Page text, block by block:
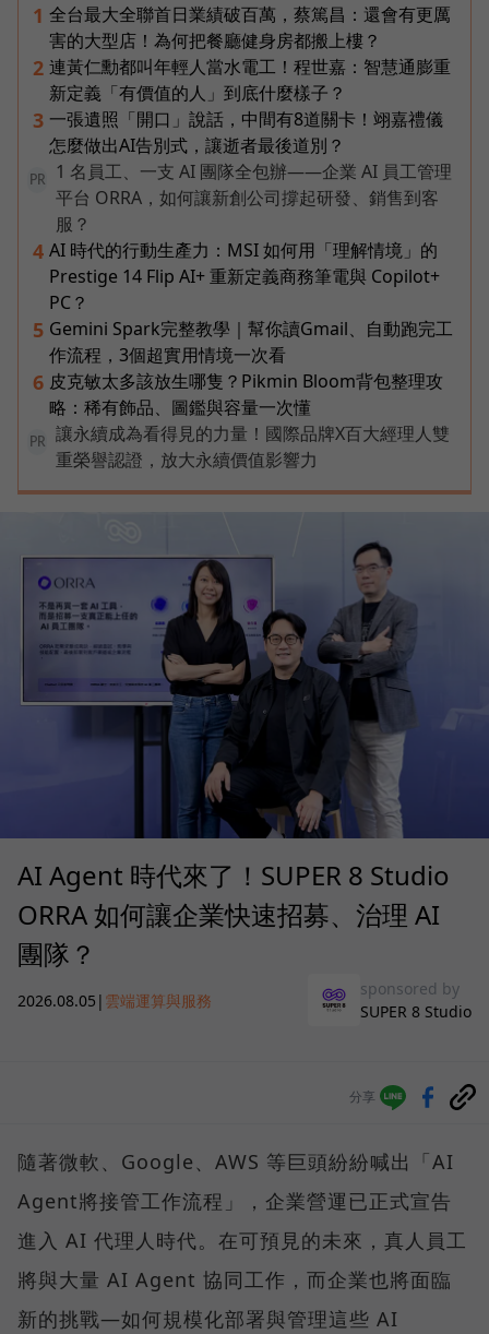
1 全台最大全聯首日業績破百萬，蔡篤昌：還會有更厲
害的大型店！為何把餐廳健身房都搬上樓？
2 連黃仁勳都叫年輕人當水電工！程世嘉：智慧通膨重
新定義「有價值的人」到底什麼樣子？
3 一張遺照「開口」說話，中間有8道關卡！翊嘉禮儀
怎麼做出AI告別式，讓逝者最後道別？
PR
1 名員工、一支 AI 團隊全包辦——企業 AI 員工管理
平台 ORRA，如何讓新創公司撐起研發、銷售到客
服？
4 AI 時代的行動生產力：MSI 如何用「理解情境」的
Prestige 14 Flip AI+ 重新定義商務筆電與 Copilot+
PC？
5 Gemini Spark完整教學｜幫你讀Gmail、自動跑完工
作流程，3個超實用情境一次看
6 皮克敏太多該放生哪隻？Pikmin Bloom背包整理攻
略：稀有飾品、圖鑑與容量一次懂
PR
讓永續成為看得見的力量！國際品牌X百大經理人雙
重榮譽認證，放大永續價值影響力
AI Agent 時代來了！SUPER 8 Studio
ORRA 如何讓企業快速招募、治理 AI
團隊？
2026.08.05 | 雲端運算與服務
sponsored by
SUPER 8 Studio
分享
隨著微軟、Google、AWS 等巨頭紛紛喊出「AI
Agent將接管工作流程」，企業營運已正式宣告
進入 AI 代理人時代。在可預見的未來，真人員工
將與大量 AI Agent 協同工作，而企業也將面臨
新的挑戰—如何規模化部署與管理這些 AI